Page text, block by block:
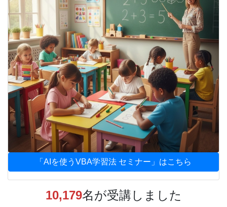
「AIを使うVBA学習法 セミナー」はこちら
10,179名が受講しました